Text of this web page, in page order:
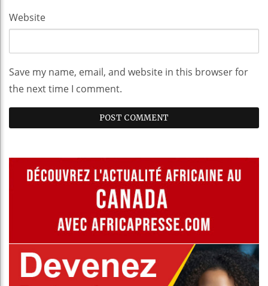
Website
Save my name, email, and website in this browser for
the next time I comment.